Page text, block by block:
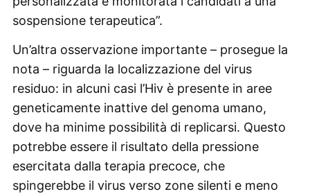
sospensione terapeutica”.
Un’altra osservazione importante – prosegue la
nota – riguarda la localizzazione del virus
residuo: in alcuni casi l’Hiv è presente in aree
geneticamente inattive del genoma umano,
dove ha minime possibilità di replicarsi. Questo
potrebbe essere il risultato della pressione
esercitata dalla terapia precoce, che
spingerebbe il virus verso zone silenti e meno